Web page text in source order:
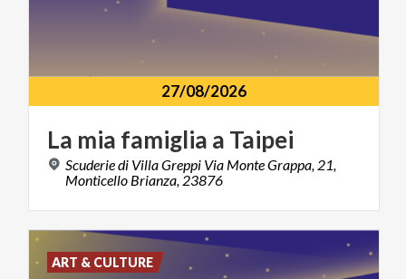
27/08/2026
La mia famiglia a Taipei
Scuderie di Villa Greppi Via Monte Grappa, 21,
Monticello Brianza, 23876
ART & CULTURE